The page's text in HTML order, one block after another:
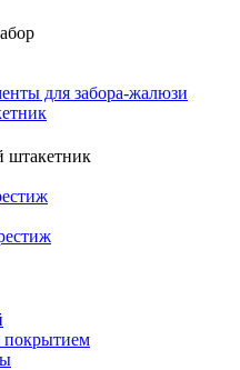
для забора-жалюзи
штакетник